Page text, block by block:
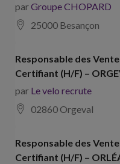
parGroupe CHOPARD
25000 Besançon
Responsable des
Certifiant (H/F) –
par Le velo recrute
02860 Orgeval
Responsable des
Certifiant (H/F) –